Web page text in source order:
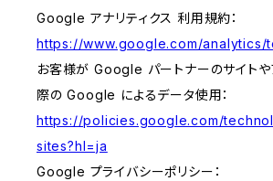
Google アナリティクス 利用規約：
https://www.google.com/analytics/
お客様が Google パートナーのサイトや
際の Google によるデータ使用：
https://policies.google.com/
sites?hl=ja
Google プライバシーポリシー：